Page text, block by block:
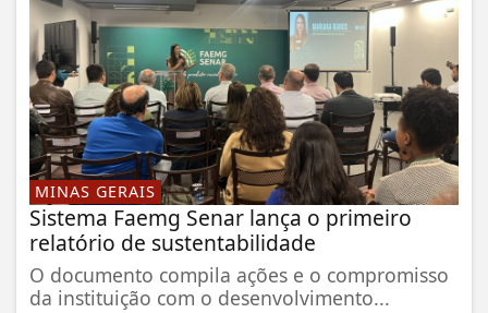
MINAS GERAIS
Sistema Faemg Senar lança o primeiro
relatório de sustentabilidade
O documento compila ações e o compromisso
da instituição com o desenvolvimento...